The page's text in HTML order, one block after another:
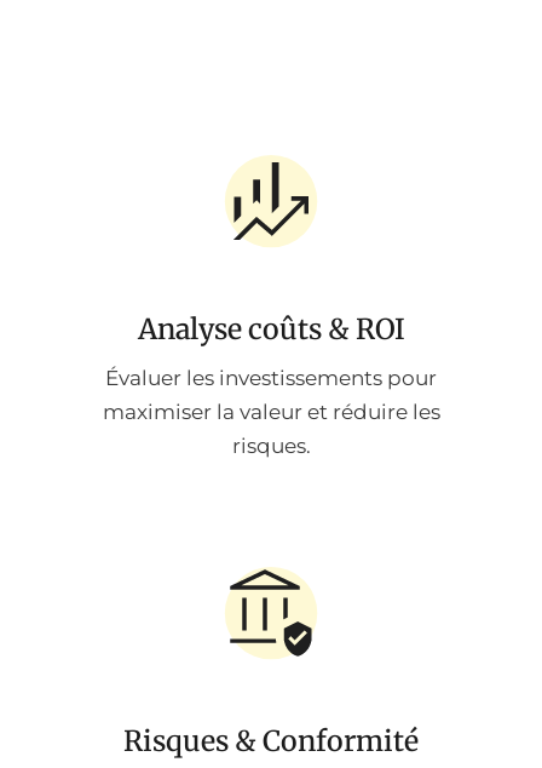
Analyse coûts & ROI
Évaluer les investissements pour
maximiser la valeur et réduire les
risques.
Risques & Conformité